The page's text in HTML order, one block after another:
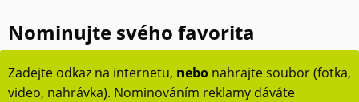
Nominujte svého favorita
Zadejte odkaz na internetu, nebo nahrajte soubor (fotka,
video, nahrávka). Nominováním reklamy dáváte